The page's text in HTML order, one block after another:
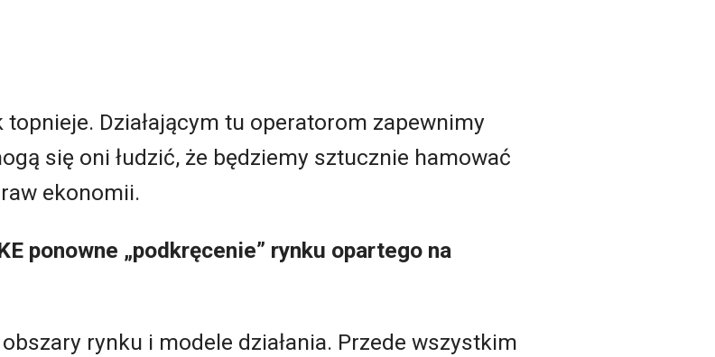
topnieje. Działającym tu operatorom zapewnimy
się oni łudzić, że będziemy sztucznie hamować
ekonomii.
ponowne „podkręcenie” rynku opartego na
rynku i modele działania. Przede wszystkim